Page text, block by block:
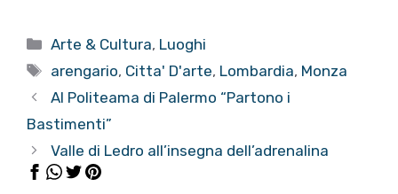
Categorie
Arte & Cultura, Luoghi
Tag
arengario, Citta' D'arte, Lombardia, Monza
Al Politeama di Palermo “Partono i
Bastimenti”
Valle di Ledro all’insegna dell’adrenalina